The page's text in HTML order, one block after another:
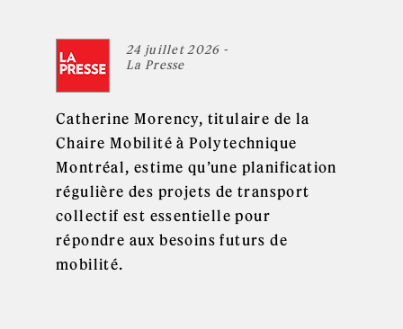
24 juillet 2026 -
La Presse
Catherine Morency, titulaire de la
Chaire Mobilité à Polytechnique
Montréal, estime qu’une planification
régulière des projets de transport
collectif est essentielle pour
répondre aux besoins futurs de
mobilité.